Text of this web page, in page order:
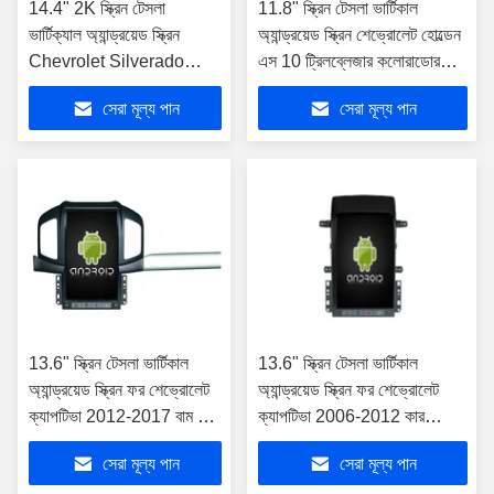
14.4" 2K স্ক্রিন টেসলা
ভার্টিক্যাল অ্যান্ড্রয়েড স্ক্রিন
Chevrolet Silverado
2013-2019 / GMC
SIERRA 2013-2020 গাড়ির
মাল্টিমিডিয়া স্টেরিও GPS কারপ্লে
সেরা মূল্য পান
11.8" স্ক্রিন টেসলা ভার্টিকাল
অ্যান্ড্রয়েড স্ক্রিন শেভ্রোলেট হোল্ডেন
এস 10 ট্রিলব্লেজার কলোরাডোর
জন্য ইসুজু ডিম্যাক্স ডি-ম্যাক্স 2012-
2018 গাড়ি মাল্টিমিডিয়া স্টেরিও
জিপিএস কারপ্লে প্লেয়ার
সেরা মূল্য পান
13.6" স্ক্রিন টেসলা ভার্টিকাল
অ্যান্ড্রয়েড স্ক্রিন ফর শেভ্রোলেট
ক্যাপটিভা 2012-2017 বাম হাত
ড্রাইভার গাড়ি মাল্টিমিডিয়া স্টেরিও
জিপিএস কারপ্লে প্লেয়ার
সেরা মূল্য পান
13.6" স্ক্রিন টেসলা ভার্টিকাল
অ্যান্ড্রয়েড স্ক্রিন ফর শেভ্রোলেট
ক্যাপটিভা 2006-2012 কার
মাল্টিমিডিয়া স্টেরিও জিপিএস কারপ্লে
সেরা মূল্য পান